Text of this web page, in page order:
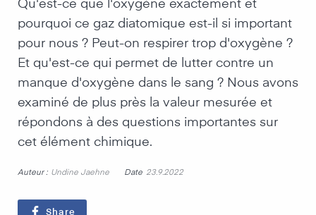
Qu'est-ce que l'oxygène exactement et
pourquoi ce gaz diatomique est-il si important
pour nous ? Peut-on respirer trop d'oxygène ?
Et qu'est-ce qui permet de lutter contre un
manque d'oxygène dans le sang ? Nous avons
examiné de plus près la valeur mesurée et
répondons à des questions importantes sur
cet élément chimique.
Auteur : Undine Jaehne Date 23.9.2022
Share